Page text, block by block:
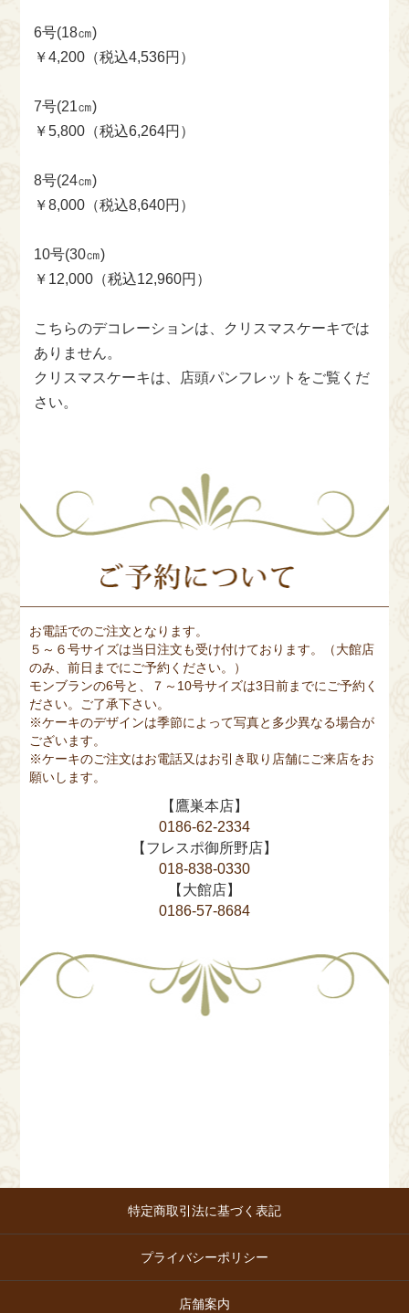
6号(18㎝)
￥4,200（税込4,536円）
7号(21㎝)
￥5,800（税込6,264円）
8号(24㎝)
￥8,000（税込8,640円）
10号(30㎝)
￥12,000（税込12,960円）
こちらのデコレーションは、クリスマスケーキでは
ありません。
クリスマスケーキは、店頭パンフレットをご覧くだ
さい。
お電話でのご注文となります。
５～６号サイズは当日注文も受け付けております。（大館店
のみ、前日までにご予約ください。）
モンブランの6号と、７～10号サイズは3日前までにご予約く
ださい。ご了承下さい。
※ケーキのデザインは季節によって写真と多少異なる場合が
ございます。
※ケーキのご注文はお電話又はお引き取り店舗にご来店をお
願いします。
【鷹巣本店】
0186-62-2334
【フレスポ御所野店】
018-838-0330
【大館店】
0186-57-8684
特定商取引法に基づく表記
プライバシーポリシー
店舗案内